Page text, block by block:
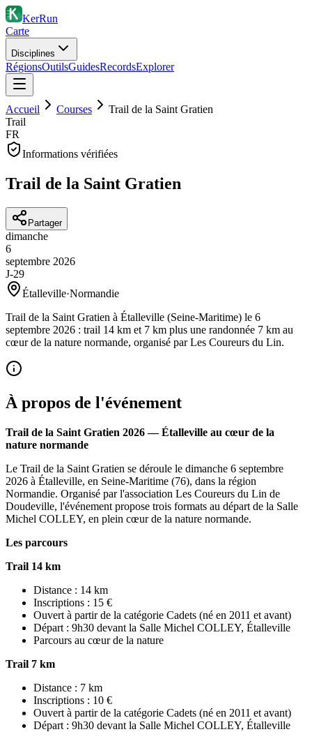
KerRun
Carte
Disciplines
RégionsOutilsGuidesRecordsExplorer
Accueil Courses
Trail de la Saint Gratien
Trail
FR
Informations vérifiées
Trail de la Saint Gratien
Partager
dimanche
6
septembre 2026
J-29
Étalleville·Normandie
Trail de la Saint Gratien à Étalleville (Seine-Maritime) le 6
septembre 2026 : trail 14 km et 7 km plus une randonnée 7 km au
cœur de la nature normande, organisé par Les Coureurs du Lin.
À propos de l'événement
Trail de la Saint Gratien 2026 — Étalleville au cœur de la
nature normande
Le Trail de la Saint Gratien se déroule le dimanche 6 septembre
2026 à Étalleville, en Seine-Maritime (76), dans la région
Normandie. Organisé par l'association Les Coureurs du Lin de
Doudeville, l'événement propose trois formats au départ de la Salle
Michel COLLEY, en plein cœur de la nature normande.
Les parcours
Trail 14 km
Distance : 14 km
Inscriptions : 15 €
Ouvert à partir de la catégorie Cadets (né en 2011 et avant)
Départ : 9h30 devant la Salle Michel COLLEY, Étalleville
Parcours au cœur de la nature
Trail 7 km
Distance : 7 km
Inscriptions : 10 €
Ouvert à partir de la catégorie Cadets (né en 2011 et avant)
Départ : 9h30 devant la Salle Michel COLLEY, Étalleville